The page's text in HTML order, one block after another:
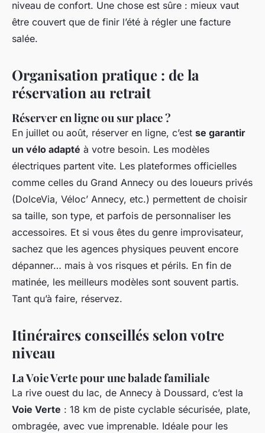
niveau de confort. Une chose est sûre : mieux vaut
être couvert que de finir l’été à régler une facture
salée.
Organisation pratique : de la
réservation au retrait
Réserver en ligne ou sur place ?
En juillet ou août, réserver en ligne, c’est se garantir
un vélo adapté à votre besoin. Les modèles
électriques partent vite. Les plateformes officielles
comme celles du Grand Annecy ou des loueurs privés
(DolceVia, Véloc’ Annecy, etc.) permettent de choisir
sa taille, son type, et parfois de personnaliser les
accessoires. Et si vous êtes du genre improvisateur,
sachez que les agences physiques peuvent encore
dépanner… mais à vos risques et périls. En fin de
matinée, les meilleurs modèles sont souvent partis.
Tant qu’à faire, réservez.
Itinéraires conseillés selon votre
niveau
La Voie Verte pour une balade familiale
La rive ouest du lac, de Annecy à Doussard, c’est la
Voie Verte : 18 km de piste cyclable sécurisée, plate,
ombragée, avec vue imprenable. Idéale pour les